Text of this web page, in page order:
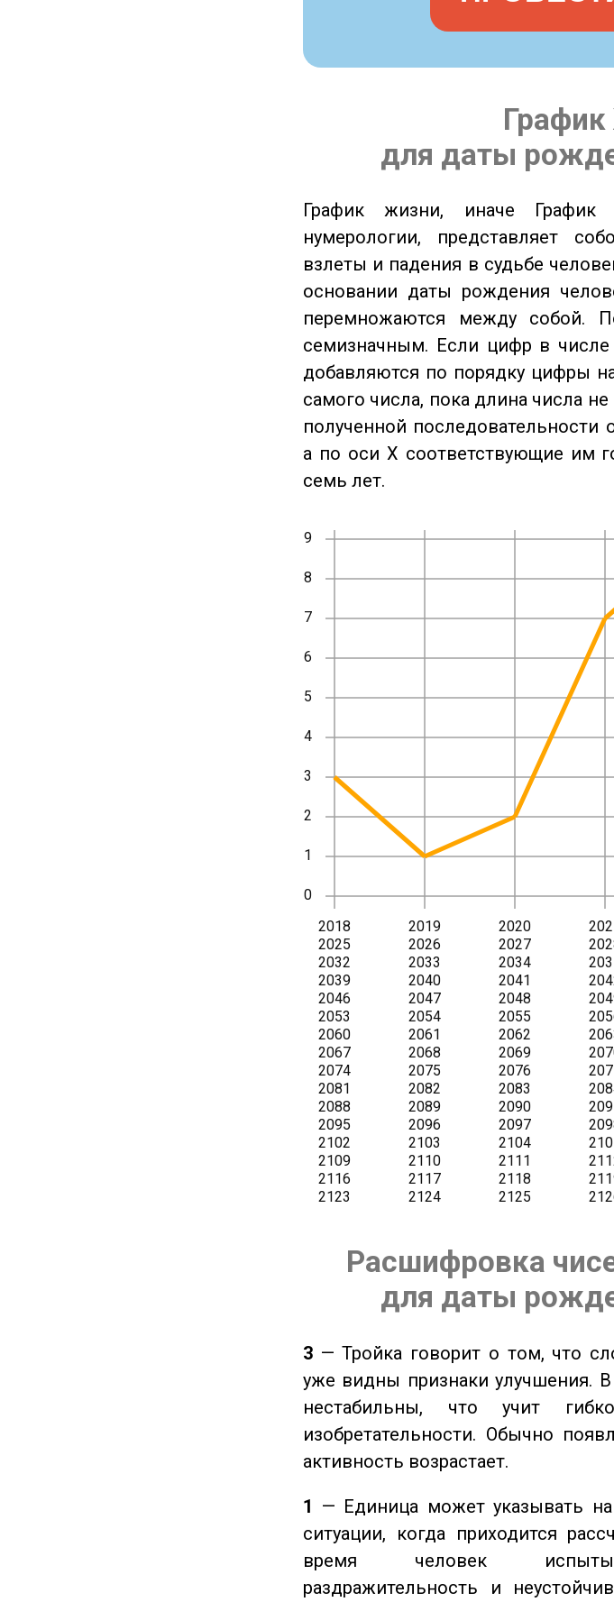
для даты
График жизни, иначе
нумерологии, представляет
взлеты и падения в судьбе
основании даты рождения
перемножаются между собой.
семизначным. Если цифр в
добавляются по порядку цифры
самого числа, пока длина числа
полученной последовательности
а по оси X соответствующие им
семь лет.
Расшифровка
для даты
3 — Тройка говорит о том, что
уже видны признаки улучшения.
нестабильны, что учит
изобретательности. Обычно
активность возрастает.
1 — Единица может указывать
ситуации, когда приходится
время человек
раздражительность и